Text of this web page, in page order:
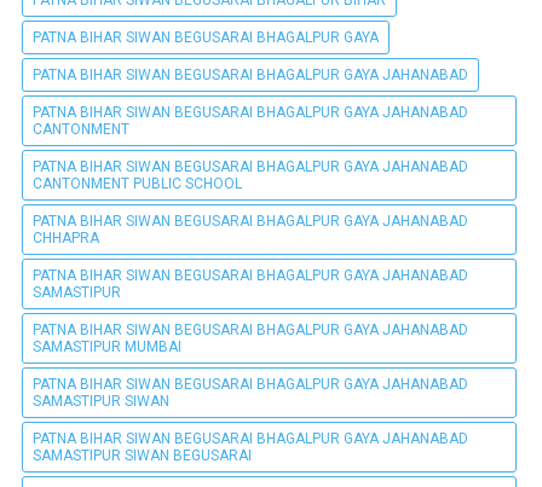
PATNA BIHAR SIWAN BEGUSARAI BHAGALPUR GAYA
PATNA BIHAR SIWAN BEGUSARAI BHAGALPUR GAYA JAHANABAD
PATNA BIHAR SIWAN BEGUSARAI BHAGALPUR GAYA JAHANABAD
CANTONMENT
PATNA BIHAR SIWAN BEGUSARAI BHAGALPUR GAYA JAHANABAD
CANTONMENT PUBLIC SCHOOL
PATNA BIHAR SIWAN BEGUSARAI BHAGALPUR GAYA JAHANABAD
CHHAPRA
PATNA BIHAR SIWAN BEGUSARAI BHAGALPUR GAYA JAHANABAD
SAMASTIPUR
PATNA BIHAR SIWAN BEGUSARAI BHAGALPUR GAYA JAHANABAD
SAMASTIPUR MUMBAI
PATNA BIHAR SIWAN BEGUSARAI BHAGALPUR GAYA JAHANABAD
SAMASTIPUR SIWAN
PATNA BIHAR SIWAN BEGUSARAI BHAGALPUR GAYA JAHANABAD
SAMASTIPUR SIWAN BEGUSARAI